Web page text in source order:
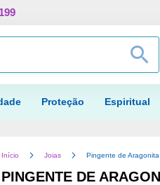
Proteção Espiritual
Início Joias Pingente de
PINGENTE DE